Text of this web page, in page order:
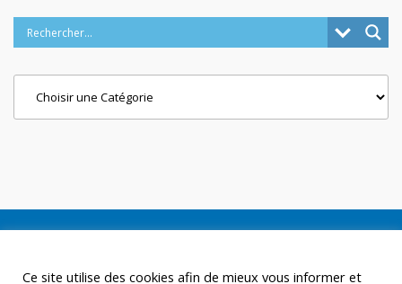
Ce site utilise des cookies afin de mieux vous informer et